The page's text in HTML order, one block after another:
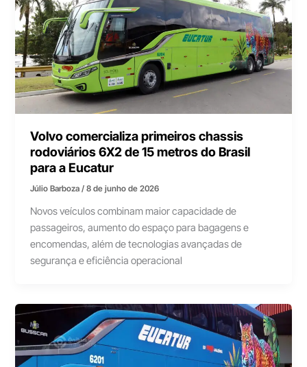
Volvo comercializa primeiros chassis
rodoviários 6X2 de 15 metros do Brasil
para a Eucatur
Júlio Barboza/8 de junho de 2026
Novos veículos combinam maior capacidade de
passageiros, aumento do espaço para bagagens e
encomendas, além de tecnologias avançadas de
segurança e eficiência operacional